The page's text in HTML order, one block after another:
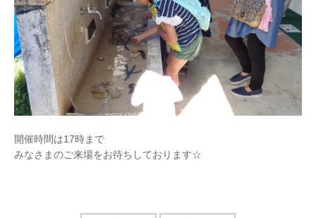
開催時間は17時まで
みなさまのご来場をお待ちしております☆